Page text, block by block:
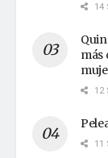
14
más
12
11